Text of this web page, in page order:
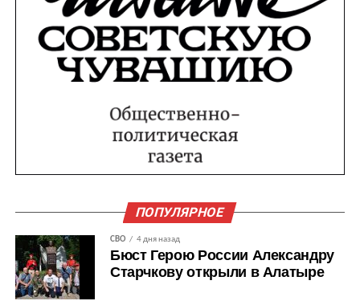
ПОПУЛЯРНОЕ
СВО 4 дня назад
Бюст Герою России Александру
Старчкову открыли в Алатыре